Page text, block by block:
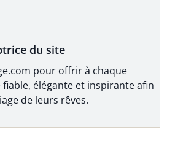
du site
pour offrir à chaque
élégante et inspirante afin
de leurs rêves.